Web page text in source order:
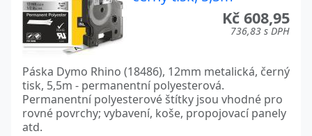
Kč 608,95
736,83 s DPH
Páska Dymo Rhino (18486), 12mm metalická, černý
tisk, 5,5m - permanentní polyesterová.
Permanentní polyesterové štítky jsou vhodné pro
rovné povrchy; vybavení, koše, propojovací panely
atd.